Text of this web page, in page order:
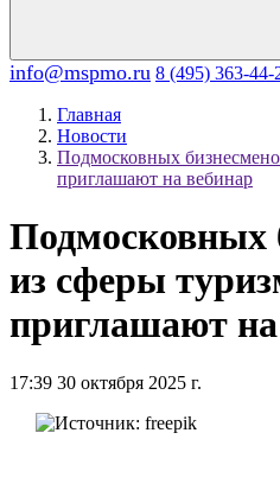
info@mspmo.ru 8 (495) 363-44-
Главная
Новости
Подмосковных
приглашают на вебинар
Подмосковных
из сферы
приглашают
17:39 30 октября 2025 г.